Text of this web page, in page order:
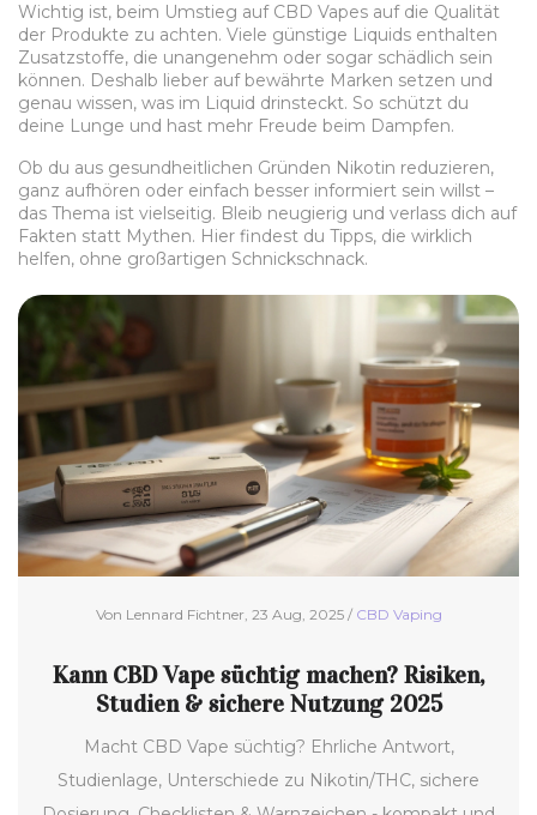
Wichtig ist, beim Umstieg auf CBD Vapes auf die Qualität
der Produkte zu achten. Viele günstige Liquids enthalten
Zusatzstoffe, die unangenehm oder sogar schädlich sein
können. Deshalb lieber auf bewährte Marken setzen und
genau wissen, was im Liquid drinsteckt. So schützt du
deine Lunge und hast mehr Freude beim Dampfen.
Ob du aus gesundheitlichen Gründen Nikotin reduzieren,
ganz aufhören oder einfach besser informiert sein willst –
das Thema ist vielseitig. Bleib neugierig und verlass dich auf
Fakten statt Mythen. Hier findest du Tipps, die wirklich
helfen, ohne großartigen Schnickschnack.
Von Lennard Fichtner, 23 Aug, 2025 / CBD Vaping
Kann CBD Vape süchtig machen? Risiken,
Studien & sichere Nutzung 2025
Macht CBD Vape süchtig? Ehrliche Antwort,
Studienlage, Unterschiede zu Nikotin/THC, sichere